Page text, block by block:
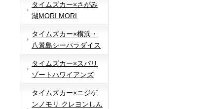
タイムズカー×さがみ
湖MORI MORI
タイムズカー×横浜・
八景島シーパラダイス
タイムズカー×スパリ
ゾートハワイアンズ
タイムズカー×ニジゲ
ンノモリ クレヨンしん